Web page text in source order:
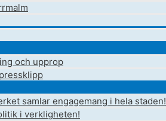
och upprop
samlar engagemang i hela staden!
i verkligheten!